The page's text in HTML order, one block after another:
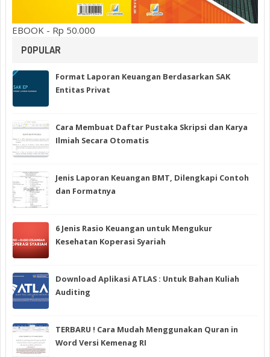
EBOOK - Rp 50.000
POPULAR
Format Laporan Keuangan Berdasarkan SAK
Entitas Privat
Cara Membuat Daftar Pustaka Skripsi dan Karya
Ilmiah Secara Otomatis
Jenis Laporan Keuangan BMT, Dilengkapi Contoh
dan Formatnya
6 Jenis Rasio Keuangan untuk Mengukur
Kesehatan Koperasi Syariah
Download Aplikasi ATLAS : Untuk Bahan Kuliah
Auditing
TERBARU ! Cara Mudah Menggunakan Quran in
Word Versi Kemenag RI